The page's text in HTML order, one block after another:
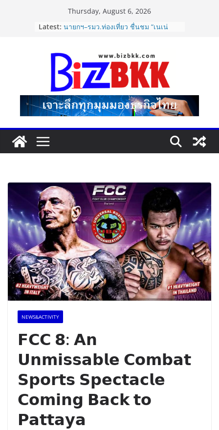
Thursday, August 6, 2026
Latest: ไซลุน ไทยแลนด์ ชูนวัตกรรมยาง EV นำ
2026
นายกฯ–รมว.ท่องเที่ยว ชื่นชม “เนเน่
รอยัล” หลังสร้างชื่อเสียงประเทศไทยบน
เวที America’s Got Talent พร้อมส่ง
กำลังใจสู่รอบต่อไป
Dr.TATTOF ประกาศยกระดับองค์กร ชู
แนวคิด “LASER” คุณค่าหลักในการขับ
ปฏิรูปภาษีบุหรี่ต้องถึงจุดเปลี่ยน สมาคม
การค้ายาสูบไทย หนุนโครงสร้างอัตรา
เดียว ลดบิดเบือนตลาด เพิ่ม
Plus”ยกระดับความอุ่นใจในการจัดส่ง
คุ้มครองสูงสุด 50,000 บาท ตอบโจทย์
สินค้ามูลค่าสูง
NEWS&ACTIVITY
𝗙𝗖𝗖 𝟴: 𝗔𝗻
𝗨𝗻𝗺𝗶𝘀𝘀𝗮𝗯𝗹𝗲 𝗖𝗼𝗺𝗯𝗮𝘁
𝗦𝗽𝗼𝗿𝘁𝘀 𝗦𝗽𝗲𝗰𝘁𝗮𝗰𝗹𝗲
𝗖𝗼𝗺𝗶𝗻𝗴 𝗕𝗮𝗰𝗸 𝘁𝗼
𝗣𝗮𝘁𝘁𝗮𝘆𝗮